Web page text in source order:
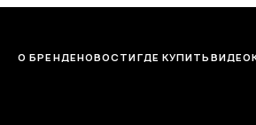
О БРЕНДЕНОВОСТИГДЕ КУПИТЬ ВИДЕО